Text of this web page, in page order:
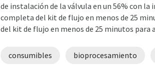
de instalación de la válvula en un 56% con
completa del kit de flujo en menos de 25
del kit de flujo en menos de 25 minutos para
consumibles bioprocesamiento